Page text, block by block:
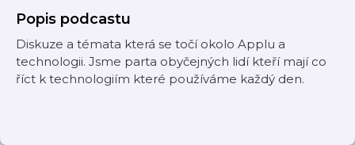
Popis podcastu
Diskuze a témata která se točí okolo Applu a
technologii. Jsme parta obyčejných lidí kteří mají co
říct k technologiím které používáme každý den.